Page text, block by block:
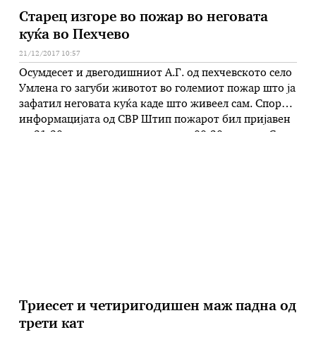
Старец изгоре во пожар во неговата
куќа во Пехчево
21/12/2017 10:57
Осумдесет и двегодишниот А.Г. од пехчевското село
Умлена го загуби животот во големиот пожар што ја
зафатил неговата куќа каде што живеел сам. Според
информацијата од СВР Штип пожарот бил пријавен
Триесет и четиригодишен маж падна од
трети кат